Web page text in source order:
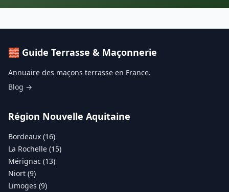
🧱 Guide Terrasse & Maçonnerie
Annuaire des maçons terrasse en France.
Blog →
Région Nouvelle Aquitaine
Bordeaux (16)
La Rochelle (15)
Mérignac (13)
Niort (9)
Limoges (9)